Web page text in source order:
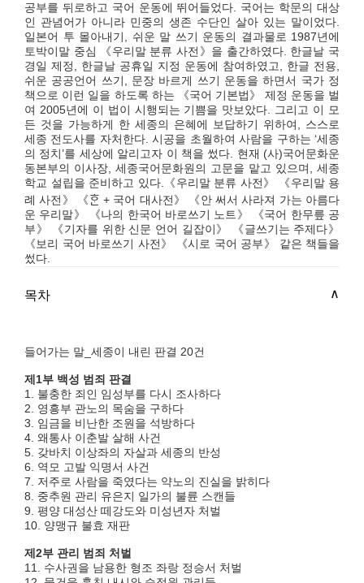
공부를 뒤로하고 국어 운동에 뛰어들었다. 국어는 학문의 대상
인 관념어가 아니라 민중의 생존 수단인 살아 있는 말이었다.
일본어 투 몰아내기, 쉬운 말 쓰기 운동의 결과물로 1987년에
토박이말 중심 《우리말 분류 사전》을 출간하였다. 한글날 국
경일 제정, 한글날 공휴일 지정 운동에 참여하였고, 한글 전용,
쉬운 공공언어 쓰기, 문장 바르게 쓰기 운동을 하면서 국가 정
책으로 이런 일을 하도록 하는 《국어 기본법》 제정 운동을 벌
여 2005년에 이 법이 시행되는 기쁨을 맛보았다. 그리고 이 모
든 것을 가능하게 한 세종의 은혜에 보답하기 위하여, 스스로
세종 전도사를 자처한다. 시공을 초월하여 사람을 구하는 ‘세종
의 정치’를 세상에 알리고자 이 책을 썼다. 현재 (사)국어문화운
동본부의 이사장, 세종국어문화원의 고문을 맡고 있으며, 세종
학교 설립을 준비하고 있다.《우리말 분류 사전》 《우리말 용
례 사전》 《ᄒᆞᆫ + 국어 대사전》 《안 써서 사라져 가는 아름다
운 우리말》 《나의 한국어 바로쓰기 노트》 《국어 한무릎 공
부》 《기자를 위한 신문 언어 길잡이》 《글쓰기는 주제다》
《보리 국어 바로쓰기 사전》 《시로 국어 공부》 같은 책들을
썼다.
목차
들어가는 말_세종이 내린 판결 20건
제1부 백성 범죄 판결
1. 불충한 죄인 임성부를 다시 조사하다
2. 영흥부 관노의 목숨을 구하다
3. 임금을 비난한 조원을 석방하다
4. 왜통사 이춘발 살해 사건
5. 갖바치 이상좌의 자살과 세종의 반성
6. 역모 고발 익명서 사건
7. 저주로 사람을 죽였다는 약노의 진실을 밝히다
8. 중추원 관리 유은지 일가의 불륜 스캔들
9. 평양 대성산 떼강도와 미성년자 처벌
10. 양맹규 불효 재판
제2부 관리 범죄 처벌
11. 수사권을 남용한 형조 좌랑 정승서 처벌